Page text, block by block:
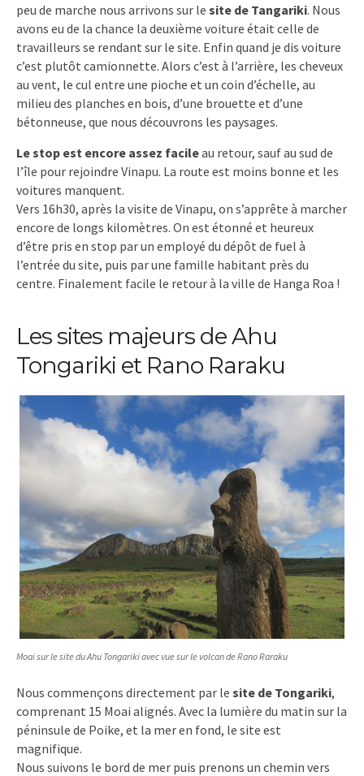
peu de marche nous arrivons sur le site de Tangariki. Nous
avons eu de la chance la deuxième voiture était celle de
travailleurs se rendant sur le site. Enfin quand je dis voiture
c’est plutôt camionnette. Alors c’est à l’arrière, les cheveux
au vent, le cul entre une pioche et un coin d’échelle, au
milieu des planches en bois, d’une brouette et d’une
bétonneuse, que nous découvrons les paysages.
Le stop est encore assez facileau retour, sauf au sud de
l’île pour rejoindre Vinapu. La route est moins bonne et les
voitures manquent.
Vers 16h30, après la visite de Vinapu, on s’apprête à marcher
encore de longs kilomètres. On est étonné et heureux
d’être pris en stop par un employé du dépôt de fuel à
l’entrée du site, puis par une famille habitant près du
centre. Finalement facile le retour à la ville de Hanga Roa !
Les sites majeurs de Ahu
Tongariki et Rano Raraku
Moai sur le site du Ahu Tongariki avec vue sur le volcan de Rano Raraku
Nous commençons directement par le site de Tongariki,
comprenant 15 Moai alignés. Avec la lumière du matin sur la
péninsule de Poike, et la mer en fond, le site est
magnifique.
Nous suivons le bord de mer puis prenons un chemin vers